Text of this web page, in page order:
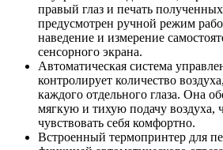
правый глаз и печать
предусмотрен ручной режим
наведение и измерение
сенсорного экрана.
Автоматическая система
контролирует количество
каждого отдельного глаза. Она
мягкую и тихую подачу воздуха,
чувствовать себя комфортно.
Встроенный термопринтер для